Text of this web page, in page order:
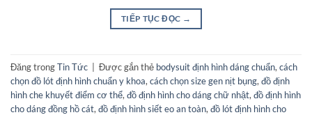
TIẾP TỤC ĐỌC →
Đăng trongTin Tức Được gắn thẻ bodysuit định hình dáng chuẩn, cách
chọn đồ lót định hình chuẩn y khoa, cách chọn size gen nịt bụng, đồ định
hình che khuyết điểm cơ thể, đồ định hình cho dáng chữ nhật, đồ định hình
cho dáng đồng hồ cát, đồ định hình siết eo an toàn, đồ lót định hình cho